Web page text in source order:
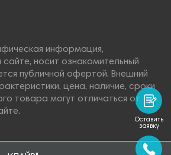
информация,
носит ознакомительный
публичной офертой. Внешний
цена, наличие, сроки
товара могут отличаться от
Оставить
заявку